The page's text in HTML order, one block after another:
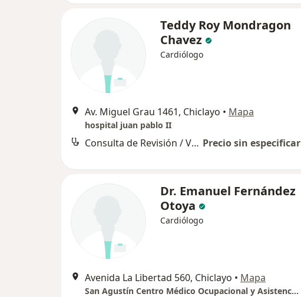
Teddy Roy Mondragon
Chavez
Cardiólogo
Av. Miguel Grau 1461, Chiclayo • Mapa
hospital juan pablo II
Consulta de Revisión / Visitas sucesivas Precio sin especificar
Dr. Emanuel Fernández
Otoya
Cardiólogo
Avenida La Libertad 560, Chiclayo • Mapa
San Agustín Centro Médico Ocupacional y Asistencial